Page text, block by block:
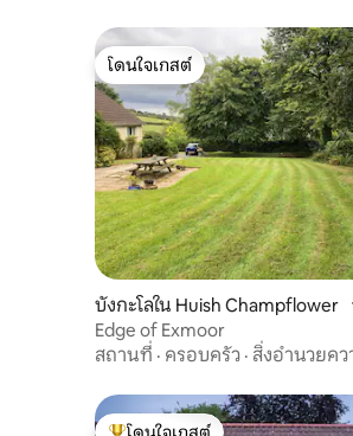
โดนใจเกสต์
โดนใจเกสต์
บังกะโลใน Huish Champflower
Edge of Exmoor
สถานที่ · ครอบครัว · สิ่งอำนวยค